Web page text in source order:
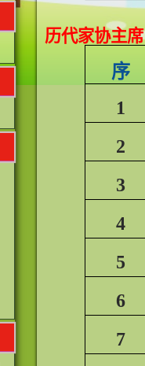
历代家协主席
序
1
2
3
4
5
6
7